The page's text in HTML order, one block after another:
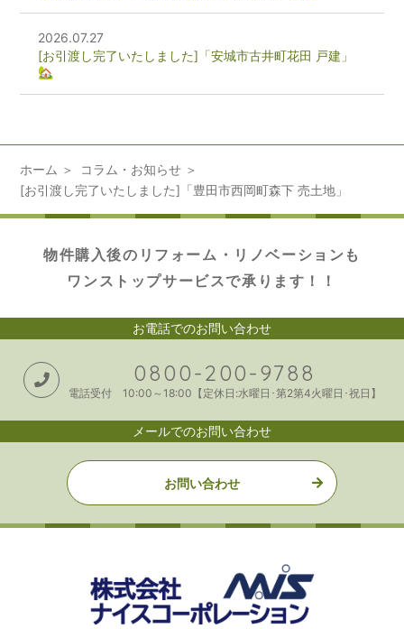
2026.07.27
[お引渡し完了いたしました]「安城市古井町花田 戸建」
🏡
ホーム
コラム・お知らせ
[お引渡し完了いたしました]「豊田市西岡町森下 売土地」
物件購入後のリフォーム・リノベーションも
ワンストップサービスで承ります！！
お電話でのお問い合わせ
0800-200-9788
電話受付 10:00～18:00【定休日:水曜日･第2第4火曜日･祝日】
メールでのお問い合わせ
お問い合わせ